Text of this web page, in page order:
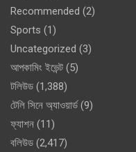
Recommended (2)
Sports (1)
Uncategorized (3)
আপকামিং ইভেন্ট (5)
টলিউড (1,388)
টেলি সিনে অ্যাওয়ার্ড(9)
ফ্যাশন (11)
বলিউড (2,417)